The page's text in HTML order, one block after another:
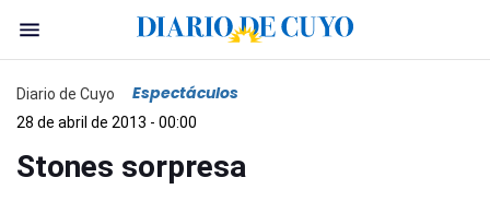
Diario de Cuyo Espectáculos
28 de abril de 2013 - 00:00
Stones sorpresa